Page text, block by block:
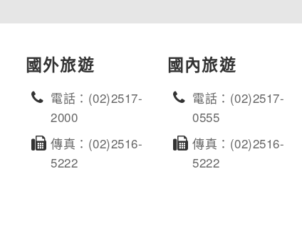
國外旅遊
電話：(02)2517-
2000
傳真：(02)2516-
5222
國內旅遊
電話：(02)2517-
0555
傳真：(02)2516-
5222